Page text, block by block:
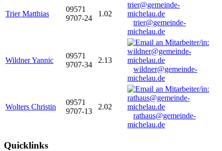
Trier Matthias
09571
9707-24
1.02
trier@gemeinde-
michelau.de
Wildner Yannic
09571
9707-34
2.13
wildner@gemeinde-
michelau.de
Wolters Christin
09571
9707-13
2.02
rathaus@gemeinde-
michelau.de
Quicklinks